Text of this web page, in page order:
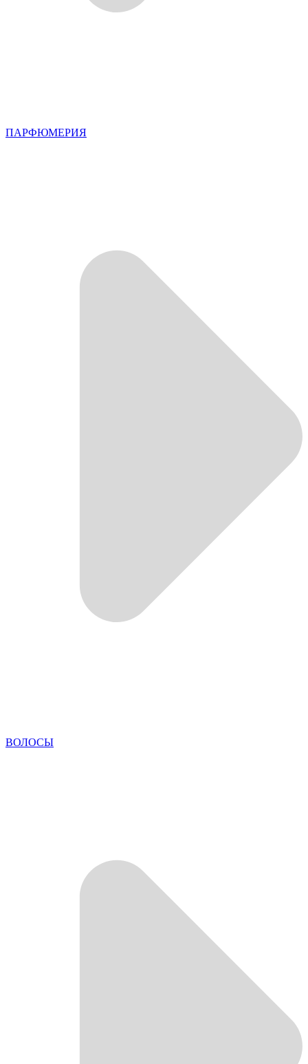
ПАРФЮМЕРИЯ
ВОЛОСЫ